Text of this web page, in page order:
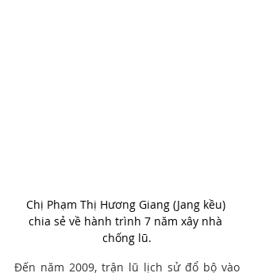
Chị Phạm Thị Hương Giang (Jang kều)
chia sẻ về hành trình 7 năm xây nhà
chống lũ.
Đến năm 2009, trận lũ lịch sử đổ bộ vào